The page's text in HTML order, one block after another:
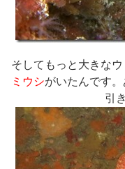
そしてもっと大きな
ミウシがいたんです
引